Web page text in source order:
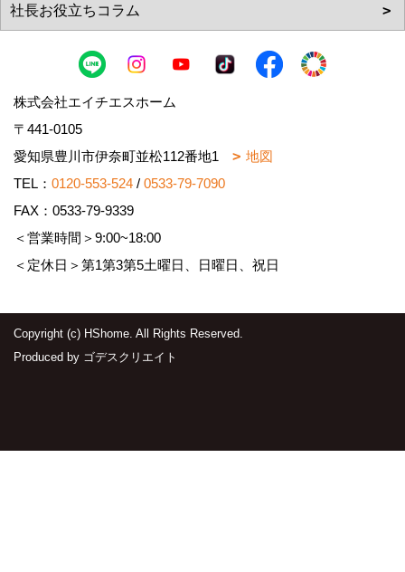
株式会社エイチエスホーム
〒441-0105
愛知県豊川市伊奈町並松112番地1
地図
TEL： 0120-553-524 / 0533-79-7090
FAX：0533-79-9339
＜営業時間＞9:00~18:00
＜定休日＞第1第3第5土曜日、日曜日、祝日
Copyright (c) HShome. All Rights Reserved.
Produced by ゴデスクリエイト